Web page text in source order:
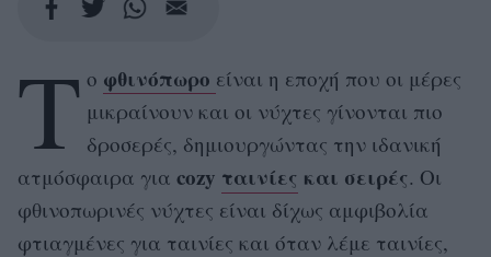
Τ ο φθινόπωρο είναι η εποχή που οι μέρες
μικραίνουν και οι νύχτες γίνονται πιο
δροσερές, δημιουργώντας την ιδανική
ατμόσφαιρα για cozy ταινίες και σειρές. Οι
φθινοπωρινές νύχτες είναι δίχως αμφιβολία
φτιαγμένες για ταινίες και όταν λέμε ταινίες,